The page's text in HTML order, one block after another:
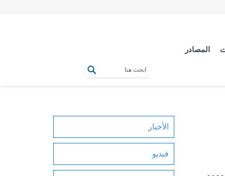
المصادر
الأخبار
فيديو